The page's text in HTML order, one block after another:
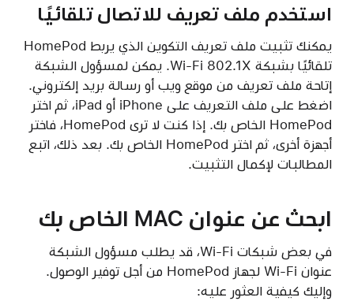
استخدم ملف تعريف للاتصال تلقائيًا
يمكنك تثبيت ملف تعريف التكوين الذي يربط HomePod
تلقائيًا بشبكة Wi-Fi 802.1X. يمكن لمسؤول الشبكة
إتاحة ملف تعريف من موقع ويب أو رسالة بريد إلكتروني.
اضغط على ملف التعريف على iPhone أو iPad، ثم اختر
HomePod الخاص بك. إذا كنت لا ترى HomePod، فاختر
أجهزة أخرى، ثم اختر HomePod الخاص بك. بعد ذلك، اتبع
المطالبات لإكمال التثبيت.
ابحث عن عنوان MAC الخاص بك
في بعض شبكات Wi-Fi، قد يطلب مسؤول الشبكة
عنوان Wi-Fi لجهاز HomePod من أجل توفير الوصول.
وإليك كيفية العثور عليه: